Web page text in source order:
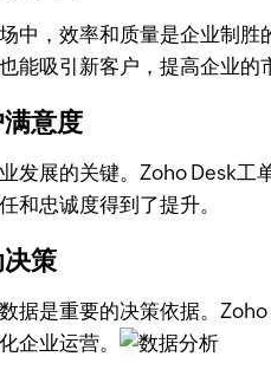
中，效率和质量是企业制
能吸引新客户，提高企业的
意度
发展的关键。Zoho Desk工
和忠诚度得到了提升。
策
据是重要的决策依据。
企业运营。